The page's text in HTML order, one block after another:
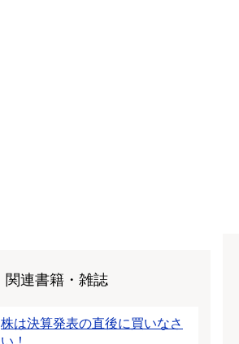
関連書籍・雑誌
株は決算発表の直後に買いなさ
い！